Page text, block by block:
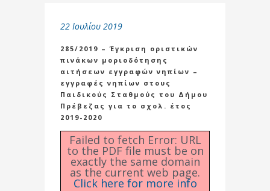
22 Ιουλίου 2019
285/2019 – Έγκριση οριστικών
πινάκων μοριοδότησης
αιτήσεων εγγραφών νηπίων –
εγγραφές νηπίων στους
Παιδικούς Σταθμούς του Δήμου
Πρέβεζας για το σχολ. έτος
2019-2020
Failed to fetch Error: URL
to the PDF file must be on
exactly the same domain
as the current web page.
Click here for more info